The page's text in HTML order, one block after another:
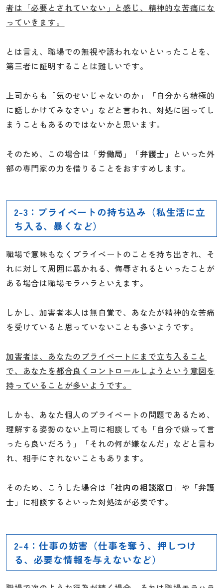
者は「必要とされていない」と感じ、精神的な苦痛にな
っていきます。
とは言え、職場での無視や誘われないといったことを、
第三者に証明することは難しいです。
上司からも「気のせいじゃないのか」「自分から積極的
に話しかけてみなさい」などと言われ、対処に困ってし
まうこともあるのではないかと思います。
そのため、この場合は「労働局 」「弁護士 」といった外
部の専門家の力を借りることをおすすめします。
2-3：プライベートの持ち込み（私生活に立
ち入る、暴くなど）
職場で意味もなくプライベートのことを持ち出され、そ
れに対して周囲に暴かれる、侮辱されるといったことが
ある場合は職場モラハラといえます。
しかし、加害者本人は無自覚で、あなたが精神的な苦痛
を受けていると思っていないことも多いようです。
加害者は、あなたのプライベートにまで立ち入ること
で、あなたを都合良くコントロールしようという意図を
持っていることが多いようです。
しかも、あなた個人のプライベートの問題であるため、
理解する姿勢のない上司に相談しても「自分で嫌って言
ったら良いだろう」「それの何が嫌なんだ」などと言わ
れ、相手にされないこともあります。
そのため、こうした場合は「社内の相談窓口 」や「弁護
士 」に相談するといった対処法が必要です。
2-4：仕事の妨害（仕事を奪う、押しつけ
る、必要な情報を与えないなど）